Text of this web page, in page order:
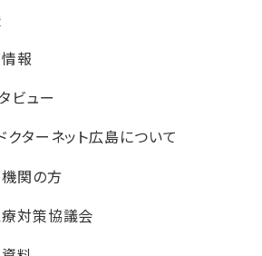
報
ビュー
クターネット広島について
関の方
対策協議会